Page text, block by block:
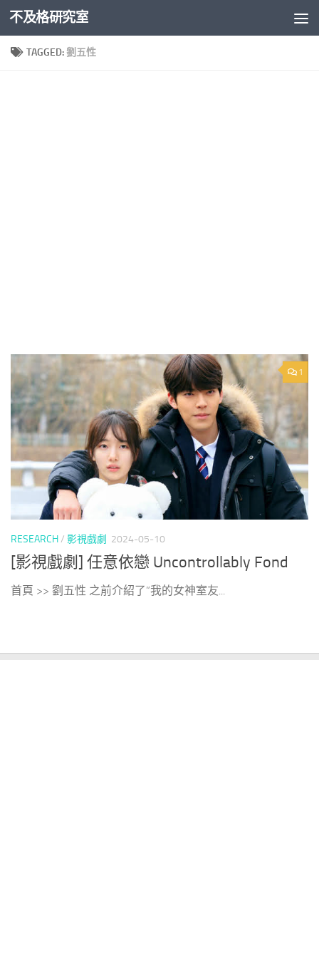
Skip to content
不及格研究室
TAGGED: 劉五性
1
RESEARCH/ 影視戲劇 2024-05-10
[影視戲劇] 任意依戀 Uncontrollably Fond
首頁 >> 劉五性 之前介紹了”我的女神室友...